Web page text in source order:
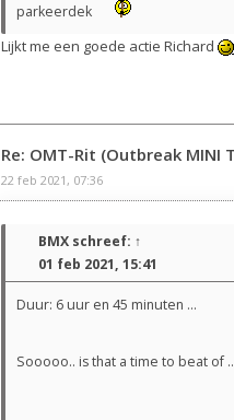
parkeerdek
Lijkt me een goede actie Richard
Re: OMT-Rit (Outbreak MINI
22 feb 2021, 07:36
BMX schreef: ↑
01 feb 2021, 15:41
Duur: 6 uur en 45 minuten ...
Sooooo.. is that a time to beat of